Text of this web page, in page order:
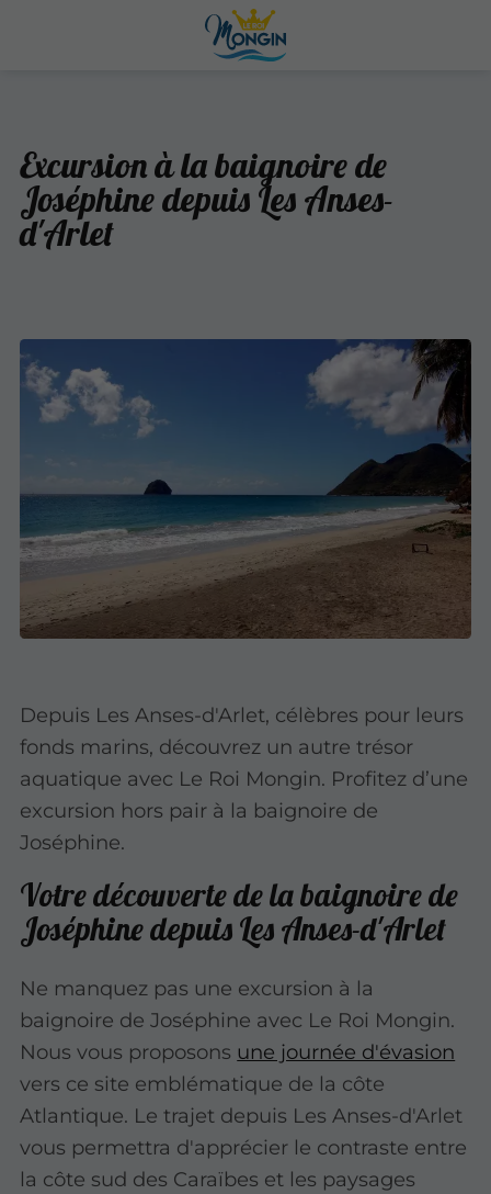
Excursion à la baignoire de
Joséphine depuis Les Anses-
d'Arlet
Depuis Les Anses-d'Arlet, célèbres pour leurs
fonds marins, découvrez un autre trésor
aquatique avec Le Roi Mongin. Profitez d’une
excursion hors pair à la baignoire de
Joséphine.
Votre découverte de la baignoire de
Joséphine depuis Les Anses-d'Arlet
Ne manquez pas une excursion à la
baignoire de Joséphine avec Le Roi Mongin.
Nous vous proposons une journée d'évasion
vers ce site emblématique de la côte
Atlantique. Le trajet depuis Les Anses-d'Arlet
vous permettra d'apprécier le contraste entre
la côte sud des Caraïbes et les paysages